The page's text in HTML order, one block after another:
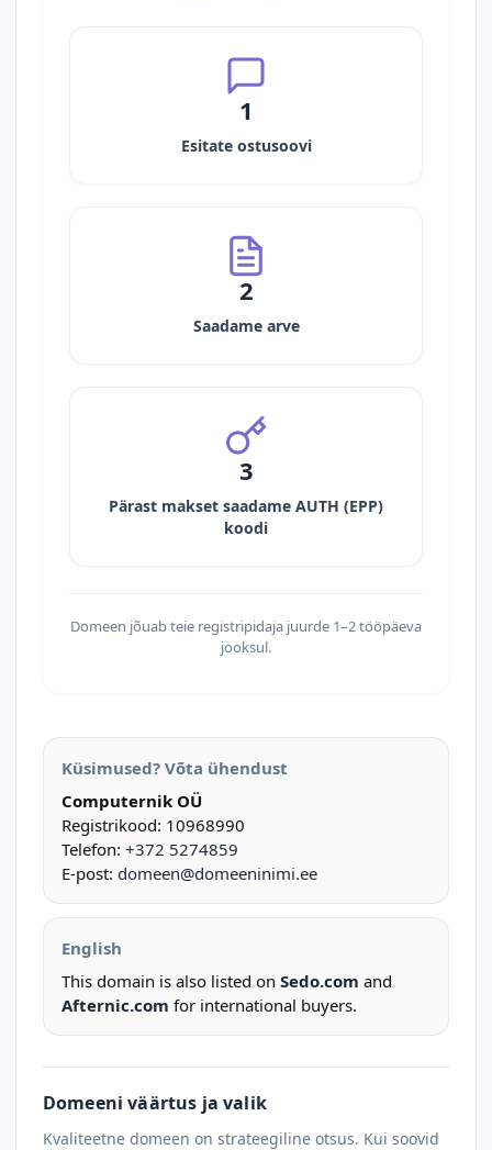
1
Esitate ostusoovi
2
Saadame arve
3
Pärast makset saadame AUTH (EPP)
koodi
Domeen jõuab teie registripidaja juurde 1–2 tööpäeva
jooksul.
Küsimused? Võta ühendust
Computernik OÜ
Registrikood: 10968990
Telefon: +372 5274859
E-post: domeen@domeeninimi.ee
English
This domain is also listed on Sedo.com and
Afternic.com for international buyers.
Domeeni väärtus ja valik
Kvaliteetne domeen on strateegiline otsus. Kui soovid